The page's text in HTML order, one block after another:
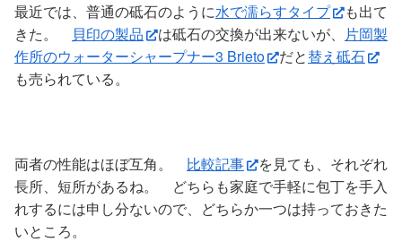
最近では、普通の砥石のように水で濡らすタイプ
も出て
きた。
貝印の製品 は砥石の交換が出来ないが、 片岡製
作所のウォーターシャープナー3 Brieto
だと替え砥石
も売られている。
両者の性能はほぼ互角。 比較記事
を見ても、それぞれ
長所、短所があるね。 どちらも家庭で手軽に包丁を手入
れするには申し分ないので、どちらか一つは持っておきた
いところ。